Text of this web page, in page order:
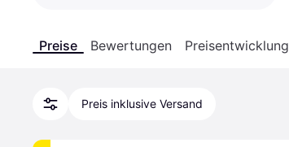
Preise Bewertungen Preisentwicklung
Preis inklusive Versand